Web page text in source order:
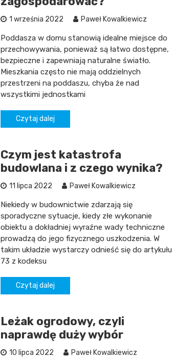
1 września 2022 Paweł Kowalkiewicz
Poddasza w domu stanowią idealne miejsce do
przechowywania, ponieważ są łatwo dostępne,
bezpieczne i zapewniają naturalne światło.
Mieszkania często nie mają oddzielnych
przestrzeni na poddaszu, chyba że nad
wszystkimi jednostkami
Czytaj dalej
Czym jest katastrofa
budowlana i z czego wynika?
11 lipca 2022 Paweł Kowalkiewicz
Niekiedy w budownictwie zdarzają się
sporadyczne sytuacje, kiedy złe wykonanie
obiektu a dokładniej wyraźne wady techniczne
prowadzą do jego fizycznego uszkodzenia. W
takim układzie wystarczy odnieść się do artykułu
73 z kodeksu
Czytaj dalej
Leżak ogrodowy, czyli
naprawdę duży wybór
10 lipca 2022 Paweł Kowalkiewicz